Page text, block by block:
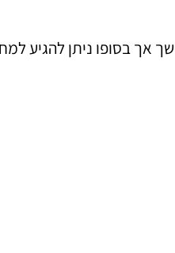
אך בסופו ניתן להגיע